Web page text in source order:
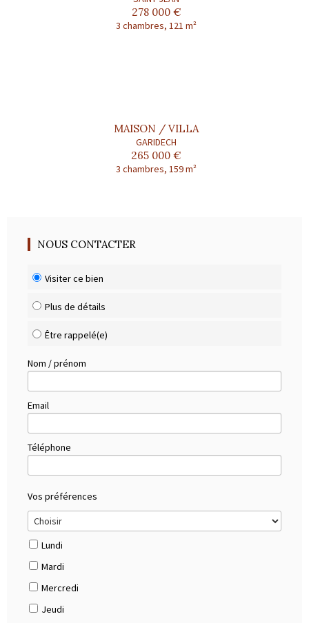
278 000 €
3 chambres, 121 m²
MAISON / VILLA
GARIDECH
265 000 €
3 chambres, 159 m²
NOUS CONTACTER
Visiter ce bien
Plus de détails
Être rappelé(e)
Nom / prénom
Email
Téléphone
Vos préférences
Lundi
Mardi
Mercredi
Jeudi